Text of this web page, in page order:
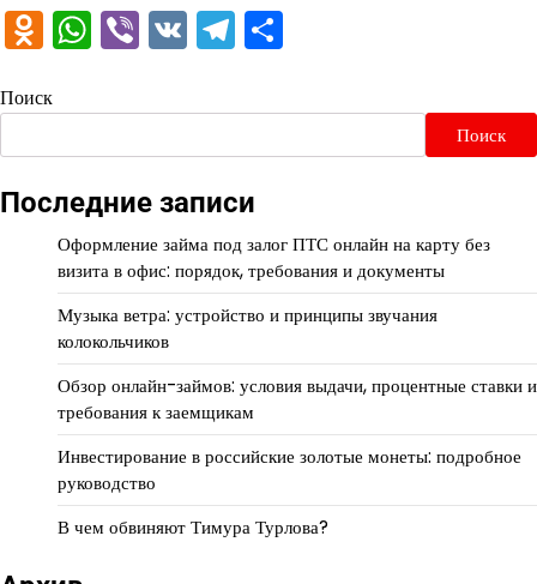
Odnoklassniki
WhatsApp
Viber
VKTelegram
Поиск
Поиск
Последние записи
Оформление займа под залог ПТС онлайн на карту без
визита в офис: порядок, требования и документы
Музыка ветра: устройство и принципы звучания
колокольчиков
Обзор онлайн-займов: условия выдачи, процентные ставки и
требования к заемщикам
Инвестирование в российские золотые монеты: подробное
руководство
В чем обвиняют Тимура Турлова?